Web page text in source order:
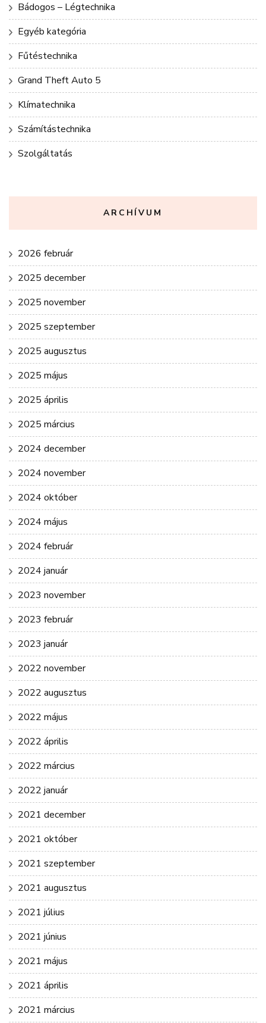
Bádogos – Légtechnika
Egyéb kategória
Fűtéstechnika
Grand Theft Auto 5
Klímatechnika
Számítástechnika
Szolgáltatás
ARCHÍVUM
2026 február
2025 december
2025 november
2025 szeptember
2025 augusztus
2025 május
2025 április
2025 március
2024 december
2024 november
2024 október
2024 május
2024 február
2024 január
2023 november
2023 február
2023 január
2022 november
2022 augusztus
2022 május
2022 április
2022 március
2022 január
2021 december
2021 október
2021 szeptember
2021 augusztus
2021 július
2021 június
2021 május
2021 április
2021 március